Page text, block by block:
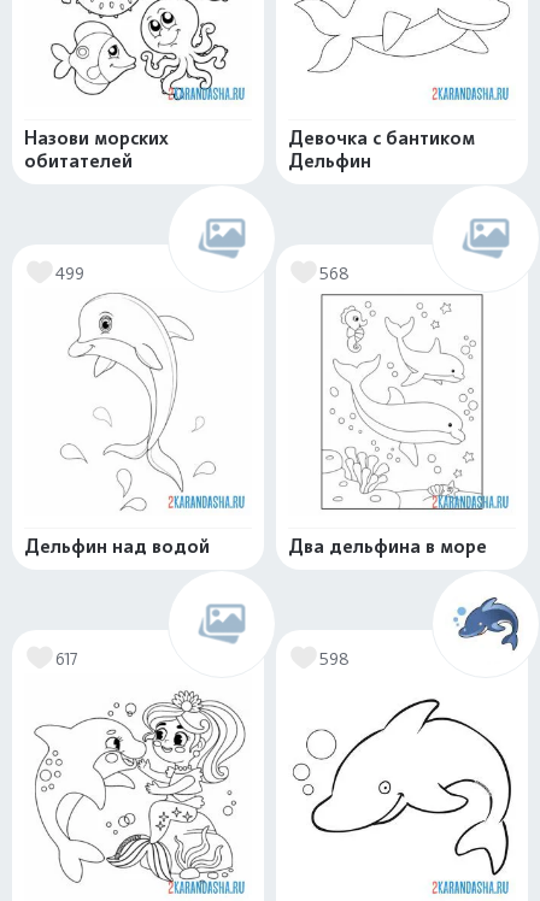
Назови морских
обитателей
Девочка с бантиком
Дельфин
499
Дельфин над водой
568
Два дельфина в море
617 598